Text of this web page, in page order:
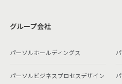
グループ会社
パーソルホールディングス
パーソルビジネスプロセスデザイン